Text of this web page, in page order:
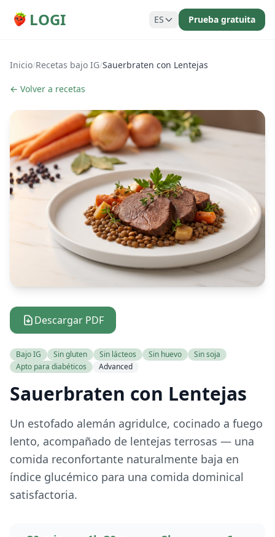
LOGI ES Prueba gratuita
Inicio/Recetas bajo IG/Sauerbraten con Lentejas
← Volver a recetas
Descargar PDF
Bajo IG Sin gluten Sin lácteos Sin huevo
Sin soja
Apto para diabéticos
Advanced
Sauerbraten con Lentejas
Un estofado alemán agridulce, cocinado a fuego
lento, acompañado de lentejas terrosas — una
comida reconfortante naturalmente baja en
índice glucémico para una comida dominical
satisfactoria.